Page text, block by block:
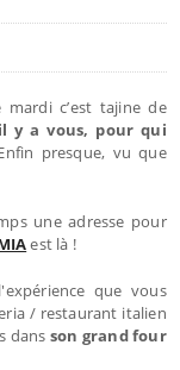
c’est tajine de
y a vous, pour qui
presque, vu que
une adresse pour
est là !
que vous
/ restaurant italien
dans son grand four